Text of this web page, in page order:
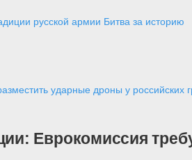
русской армии Битва за историю
ударные дроны у российских
Еврокомиссия